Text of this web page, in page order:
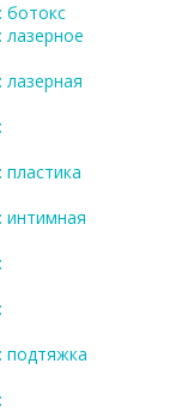
ботокс
лазерное
интимная
подтяжка